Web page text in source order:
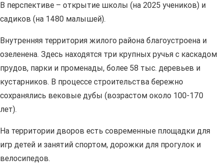
В перспективе – открытие школы (на 2025 учеников) и
садиков (на 1480 малышей).
Внутренняя территория жилого района благоустроена и
озеленена. Здесь находятся три крупных ручья с каскадом
прудов, парки и променады, более 58 тыс. деревьев и
кустарников. В процессе строительства бережно
сохранялись вековые дубы (возрастом около 100-170
лет).
На территории дворов есть современные площадки для
игр детей и занятий спортом, дорожки для прогулок и
велосипедов.